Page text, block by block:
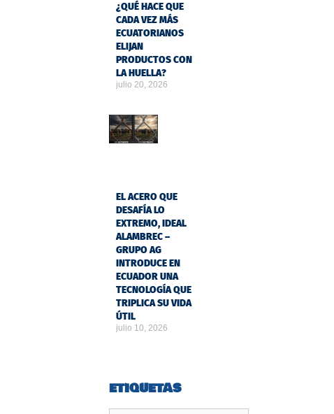
¿QUÉ HACE QUE
CADA VEZ MÁS
ECUATORIANOS
ELIJAN
PRODUCTOS CON
LA HUELLA?
julio 20, 2026
EL ACERO QUE
DESAFÍA LO
EXTREMO, IDEAL
ALAMBREC –
GRUPO AG
INTRODUCE EN
ECUADOR UNA
TECNOLOGÍA QUE
TRIPLICA SU VIDA
ÚTIL
julio 10, 2026
ETIQUETAS